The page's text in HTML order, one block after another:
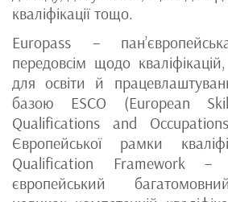
кваліфікації тощо.
Europass –
передовсім щодо
для освіти й
базою ESCO (European
Qualifications and
Європейської рамки
Qualification Framework
європейський